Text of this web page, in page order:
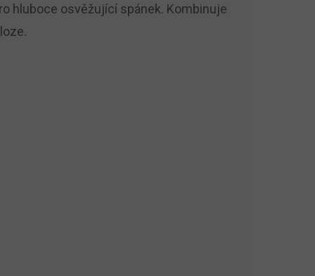
hluboce osvěžující spánek. Kombinuje